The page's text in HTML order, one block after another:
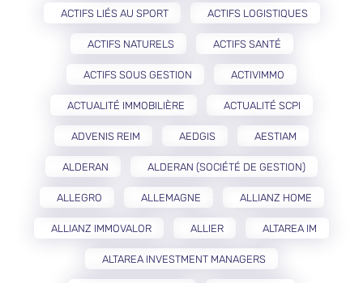
ACTIFS LIÉS AU SPORT ACTIFS LOGISTIQUES
ACTIFS NATURELS ACTIFS SANTÉ
ACTIFS SOUS GESTION ACTIVIMMO
ACTUALITÉ IMMOBILIÈRE ACTUALITÉ SCPI
ADVENIS REIM AEDGIS AESTIAM
ALDERAN ALDERAN (SOCIÉTÉ DE GESTION)
ALLEGRO ALLEMAGNE ALLIANZ HOME
ALLIANZ IMMOVALOR ALLIER ALTAREA IM
ALTAREA INVESTMENT MANAGERS